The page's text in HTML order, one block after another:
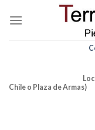
Entrar por
Local 325, Piso
Chile o Plaza de Armas)
Email: